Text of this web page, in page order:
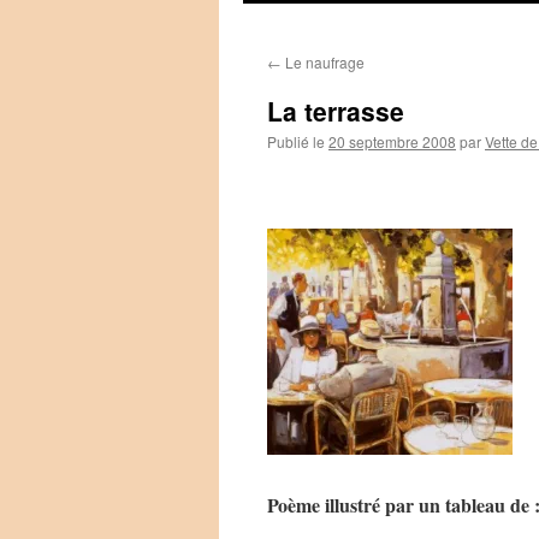
← Le naufrage
La terrasse
Publié le 20 septembre 2008 parVette
Poème illustré par un tableau de :